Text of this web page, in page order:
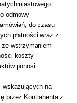
odmowy
do czasu
płatności wraz z
wstrzymaniem
koszty
ponosi
wskazujących na
przez Kontrahenta z